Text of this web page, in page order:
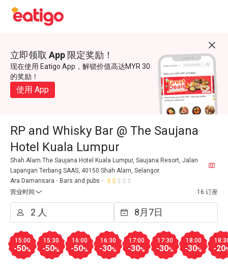
立即领取 App 限定奖励！
现在使用 Eatigo App，解锁价值高达MYR 30
的奖励！
使用 App
RP and Whisky Bar @ The Saujana
Hotel Kuala Lumpur
Shah Alam.The Saujana Hotel Kuala Lumpur, Saujana Resort, Jalan
Lapangan Terbang SAAS, 40150 Shah Alam, Selangor.
Ara Damansara
Bars and pubs
营业时间
16 订座
15:00
-50%
15:30
-50%
16:00
-50%
16:30
-30%
17:00
-30%
17:30
-30%
18:00
-30% -20